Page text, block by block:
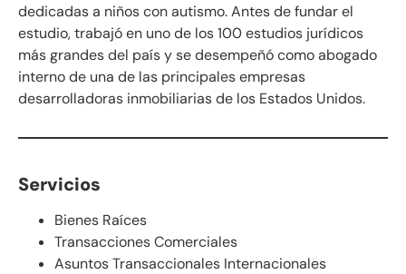
dedicadas a niños con autismo. Antes de fundar el
estudio, trabajó en uno de los 100 estudios jurídicos
más grandes del país y se desempeñó como abogado
interno de una de las principales empresas
desarrolladoras inmobiliarias de los Estados Unidos.
Servicios
Bienes Raíces
Transacciones Comerciales
Asuntos Transaccionales Internacionales